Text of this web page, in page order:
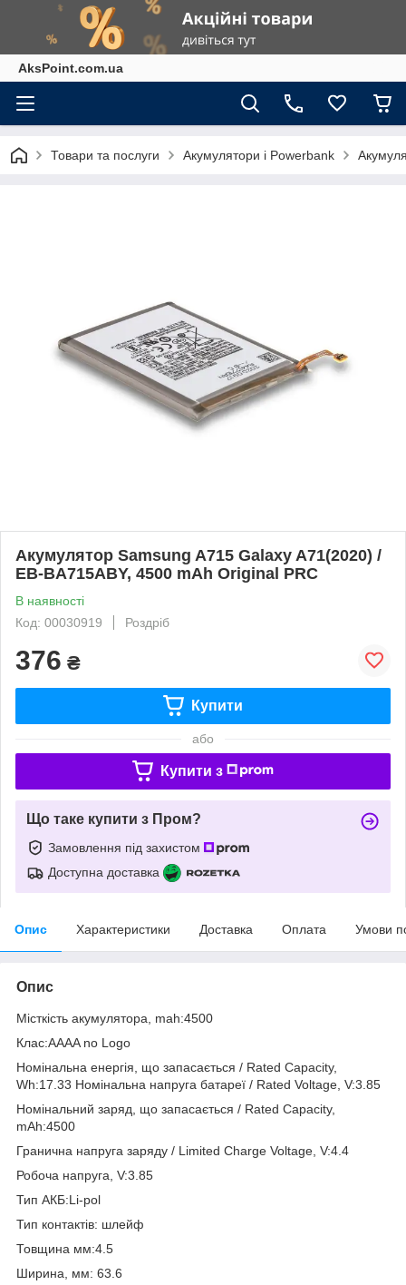
AksPoint.com.ua
Товари та послуги Акумулятори і Powerbank
Акумулятор Samsung A715 Galaxy A71(2020) /
EB-BA715ABY, 4500 mAh Original PRC
В наявності
Код: 00030919
Роздріб
376 ₴
Купити
або
Купити з
Що таке купити з Пром?
Замовлення під захистом
Доступна доставка
Опис Характеристики Доставка Оплата Умови
Опис
Місткість акумулятора, mah:4500
Клас:AAAA no Logo
Номінальна енергія, що запасається / Rated Capacity,
Wh:17.33 Номінальна напруга батареї / Rated Voltage, V:3.85
Номінальний заряд, що запасається / Rated Capacity,
mAh:4500
Гранична напруга заряду / Limited Charge Voltage, V:4.4
Робоча напруга, V:3.85
Тип АКБ:Li-pol
Тип контактів: шлейф
Товщина мм:4.5
Ширина, мм: 63.6